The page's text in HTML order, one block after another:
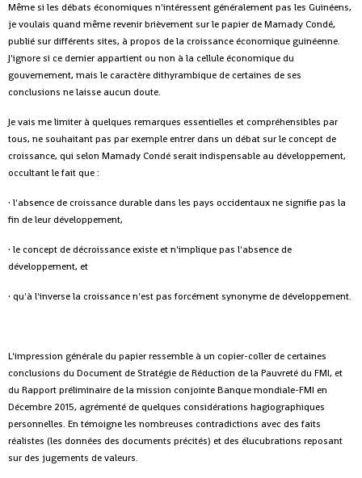
Même si les débats économiques n'intéressent généralement pas les Guinéens,
je voulais quand même revenir brièvement sur le papier de Mamady Condé,
publié sur différents sites, à propos de la croissance économique guinéenne.
J'ignore si ce dernier appartient ou non à la cellule économique du
gouvernement, mais le caractère dithyrambique de certaines de ses
conclusions ne laisse aucun doute.
Je vais me limiter à quelques remarques essentielles et compréhensibles par
tous, ne souhaitant pas par exemple entrer dans un débat sur le concept de
croissance, qui selon Mamady Condé serait indispensable au développement,
occultant le fait que :
· l'absence de croissance durable dans les pays occidentaux ne signifie pas la
fin de leur développement,
· le concept de décroissance existe et n'implique pas l'absence de
développement, et
· qu'à l'inverse la croissance n'est pas forcément synonyme de développement.
L'impression générale du papier ressemble à un copier-coller de certaines
conclusions du Document de Stratégie de Réduction de la Pauvreté du FMI, et
du Rapport préliminaire de la mission conjointe Banque mondiale-FMI en
Décembre 2015, agrémenté de quelques considérations hagiographiques
personnelles. En témoigne les nombreuses contradictions avec des faits
réalistes (les données des documents précités) et des élucubrations reposant
sur des jugements de valeurs.